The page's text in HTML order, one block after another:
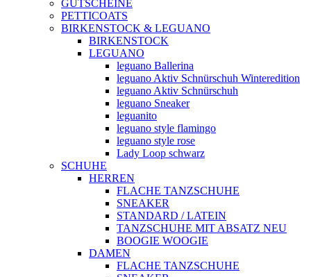
GUTSCHEINE
PETTICOATS
BIRKENSTOCK & LEGUANO
BIRKENSTOCK
LEGUANO
leguano Ballerina
leguano Aktiv Schnürschuh Winteredition
leguano Aktiv Schnürschuh
leguano Sneaker
leguanito
leguano style flamingo
leguano style rose
Lady Loop schwarz
SCHUHE
HERREN
FLACHE TANZSCHUHE
SNEAKER
STANDARD / LATEIN
TANZSCHUHE MIT ABSATZ NEU
BOOGIE WOOGIE
DAMEN
FLACHE TANZSCHUHE